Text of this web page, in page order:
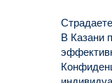
В Казани